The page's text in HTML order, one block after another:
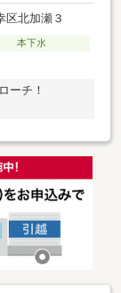
区北加瀬３
本下水
ーチ！